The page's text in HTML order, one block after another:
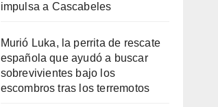
impulsa a Cascabeles
Murió Luka, la perrita de rescate
española que ayudó a buscar
sobrevivientes bajo los
escombros tras los terremotos